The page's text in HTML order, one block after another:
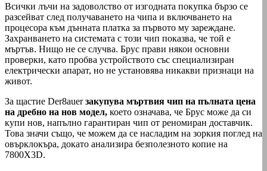
Всички лъчи на задоволство от изгодната покупка бързо се
разсейват след получаването на чипа и включването на
процесора към дънната платка за първото му зареждане.
Захранването на системата с този чип показва, че той е
мъртъв. Нищо не се случва. Брус прави някои основни
проверки, като пробва устройството със специализиран
електрически апарат, но не установява никакви признаци на
живот.
За щастие Der8auerзакупува мъртвия чип на пълната цена
на дребно на нов модел, което означава, че Брус може да си
купи нов, напълно гарантиран чип от реномиран доставчик.
Това значи също, че можем да се насладим на зоркия поглед на
овърклокъра, докато анализира безполезното копие на
7800X3D.